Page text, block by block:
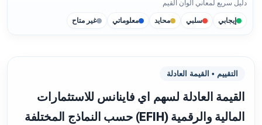
دليل سريع لمعاني ألوان القيم
إيجابي سلبي محايد معلوماتي غير متاح
التقييم • القيمة العادلة
القيمة العادلة لسهم اي فاينانس للاستثمارات
المالية والرقمية (EFIH) حسب النماذج المختلفة